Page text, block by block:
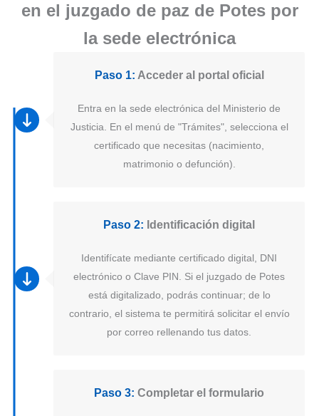
en el juzgado de paz de Potes por
la sede electrónica
Paso 1: Acceder al portal oficial
Entra en la sede electrónica del Ministerio de
Justicia. En el menú de "Trámites", selecciona el
certificado que necesitas (nacimiento,
matrimonio o defunción).
Paso 2: Identificación digital
Identifícate mediante certificado digital, DNI
electrónico o Clave PIN. Si el juzgado de Potes
está digitalizado, podrás continuar; de lo
contrario, el sistema te permitirá solicitar el envío
por correo rellenando tus datos.
Paso 3: Completar el formulario